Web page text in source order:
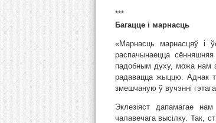
***
Багацце і марнасць
«Марнасць марнасцяў і
распачынаецца сённяшняя
падобным духу, можа нам
радавацца жыццю. Аднак
змешчаную ў вучэнні
Эклезіяст дапамагае
чалавечага высілку. Так,